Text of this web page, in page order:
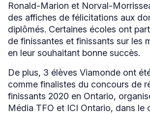
Ronald-Marion et Norval-
des affiches de félicitations aux
diplômés. Certaines écoles ont
de finissantes et finissants sur les
en leur souhaitant bonne succès.
De plus, 3 élèves Viamonde ont
comme finalistes du concours de
finissants 2020 en Ontario,
Média TFO et ICI Ontario, dans le